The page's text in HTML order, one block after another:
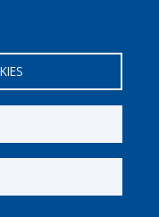
823 Carretera